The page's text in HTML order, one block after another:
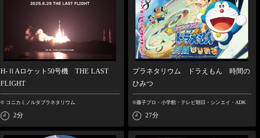
H-ⅡAロケット50号機 THE LAST
FLIGHT
© コニカミノルタプラネタリウム
2分
プラネタリウム ドラえもん 時間の
ひみつ
©藤⼦プロ・⼩学館・テレビ朝⽇・シンエイ・ADK
27分